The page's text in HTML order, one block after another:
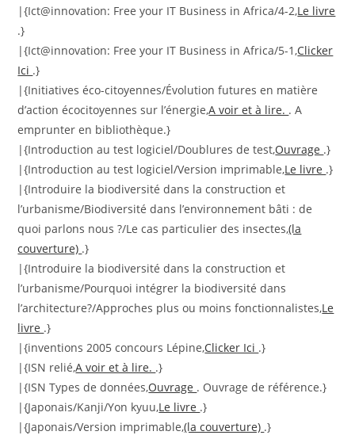
|{Ict@innovation: Free your IT Business in Africa/4-2,Le livre
.}
|{Ict@innovation: Free your IT Business in Africa/5-1,Clicker
Ici .}
|{Initiatives éco-citoyennes/Évolution futures en matière
d’action écocitoyennes sur l’énergie,A voir et à lire. . A
emprunter en bibliothèque.}
|{Introduction au test logiciel/Doublures de test,Ouvrage .}
|{Introduction au test logiciel/Version imprimable,Le livre .}
|{Introduire la biodiversité dans la construction et
l’urbanisme/Biodiversité dans l’environnement bâti : de
quoi parlons nous ?/Le cas particulier des insectes,(la
couverture) .}
|{Introduire la biodiversité dans la construction et
l’urbanisme/Pourquoi intégrer la biodiversité dans
l’architecture?/Approches plus ou moins fonctionnalistes,Le
livre .}
|{inventions 2005 concours Lépine,Clicker Ici .}
|{ISN relié,A voir et à lire. .}
|{ISN Types de données,Ouvrage . Ouvrage de référence.}
|{Japonais/Kanji/Yon kyuu,Le livre .}
|{Japonais/Version imprimable,(la couverture) .}